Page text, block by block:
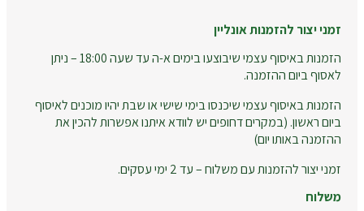
זמני יצור להזמנות אונליין
הזמנות באיסוף עצמי שיבוצעו בימים א-ה עד שעה 18:00 – ניתן
לאסוף ביום ההזמנה.
הזמנות באיסוף עצמי שיכנסו בימי שישי או שבת יהיו מוכנים לאיסוף
ביום ראשון. (במקרים דחופים יש לוודא איתנו אפשרות להכין את
ההזמנה באותו יום)
זמני יצור להזמנות עם משלוח – עד 2 ימי עסקים.
משלוח